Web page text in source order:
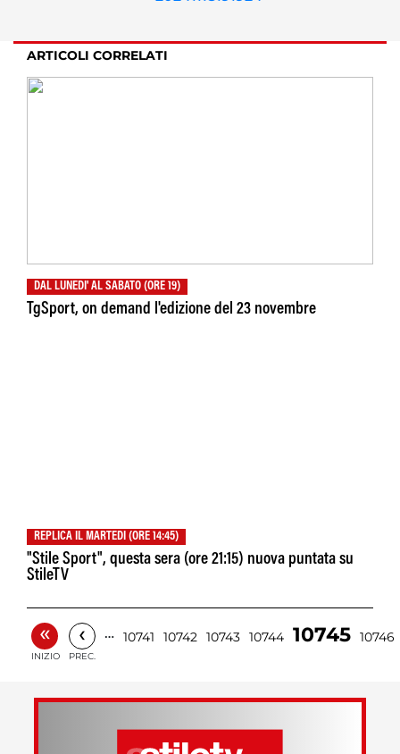
ARTICOLI CORRELATI
DAL LUNEDI' AL SABATO (ORE 19)
TgSport, on demand l'edizione del 23 novembre
REPLICA IL MARTEDI (ORE 14:45)
"Stile Sport", questa sera (ore 21:15) nuova puntata su
StileTV
«
INIZIO
‹
PREC.
… 10741 10742 10743 10744 10745 10746